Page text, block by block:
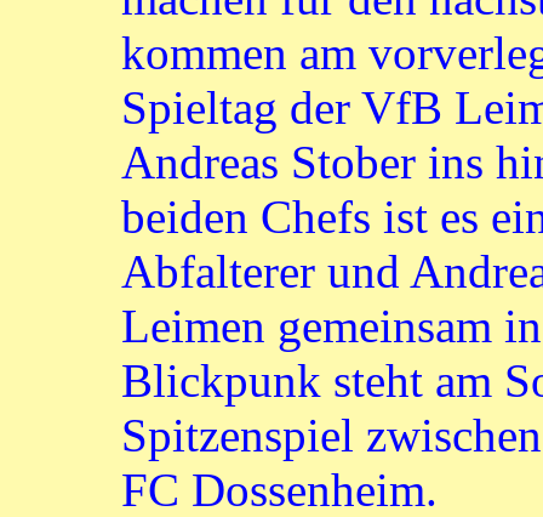
kommen am
Spieltag der VfB
Andreas Stober ins
beiden Chefs ist es
Abfalterer und
Leimen gemeinsam
Blickpunk steht am
Spitzenspiel
FC Dossenheim.